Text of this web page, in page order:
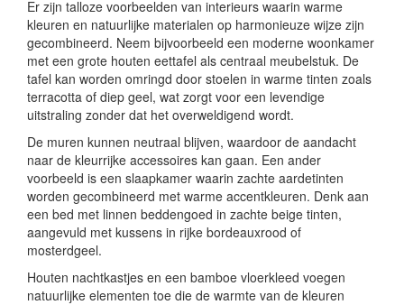
Er zijn talloze voorbeelden van interieurs waarin warme
kleuren en natuurlijke materialen op harmonieuze wijze zijn
gecombineerd. Neem bijvoorbeeld een moderne woonkamer
met een grote houten eettafel als centraal meubelstuk. De
tafel kan worden omringd door stoelen in warme tinten zoals
terracotta of diep geel, wat zorgt voor een levendige
uitstraling zonder dat het overweldigend wordt.
De muren kunnen neutraal blijven, waardoor de aandacht
naar de kleurrijke accessoires kan gaan. Een ander
voorbeeld is een slaapkamer waarin zachte aardetinten
worden gecombineerd met warme accentkleuren. Denk aan
een bed met linnen beddengoed in zachte beige tinten,
aangevuld met kussens in rijke bordeauxrood of
mosterdgeel.
Houten nachtkastjes en een bamboe vloerkleed voegen
natuurlijke elementen toe die de warmte van de kleuren